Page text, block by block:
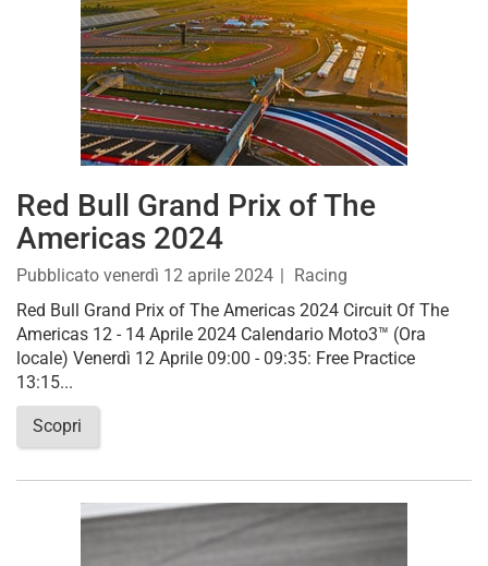
Red Bull Grand Prix of The
Americas 2024
Pubblicato venerdì 12 aprile 2024
Racing
Red Bull Grand Prix of The Americas 2024 Circuit Of The
Americas 12 - 14 Aprile 2024 Calendario Moto3™ (Ora
locale) Venerdì 12 Aprile 09:00 - 09:35: Free Practice
13:15...
Scopri